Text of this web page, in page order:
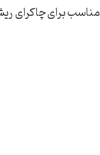
مناسب برای چاکرای